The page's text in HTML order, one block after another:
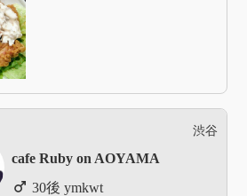
渋谷
cafe Ruby on AOYAMA
ymkwt